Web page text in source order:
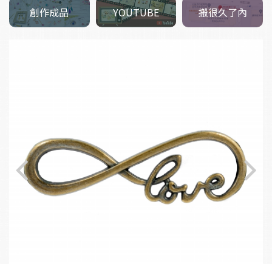
創作成品 YOUTUBE 搬很久了內